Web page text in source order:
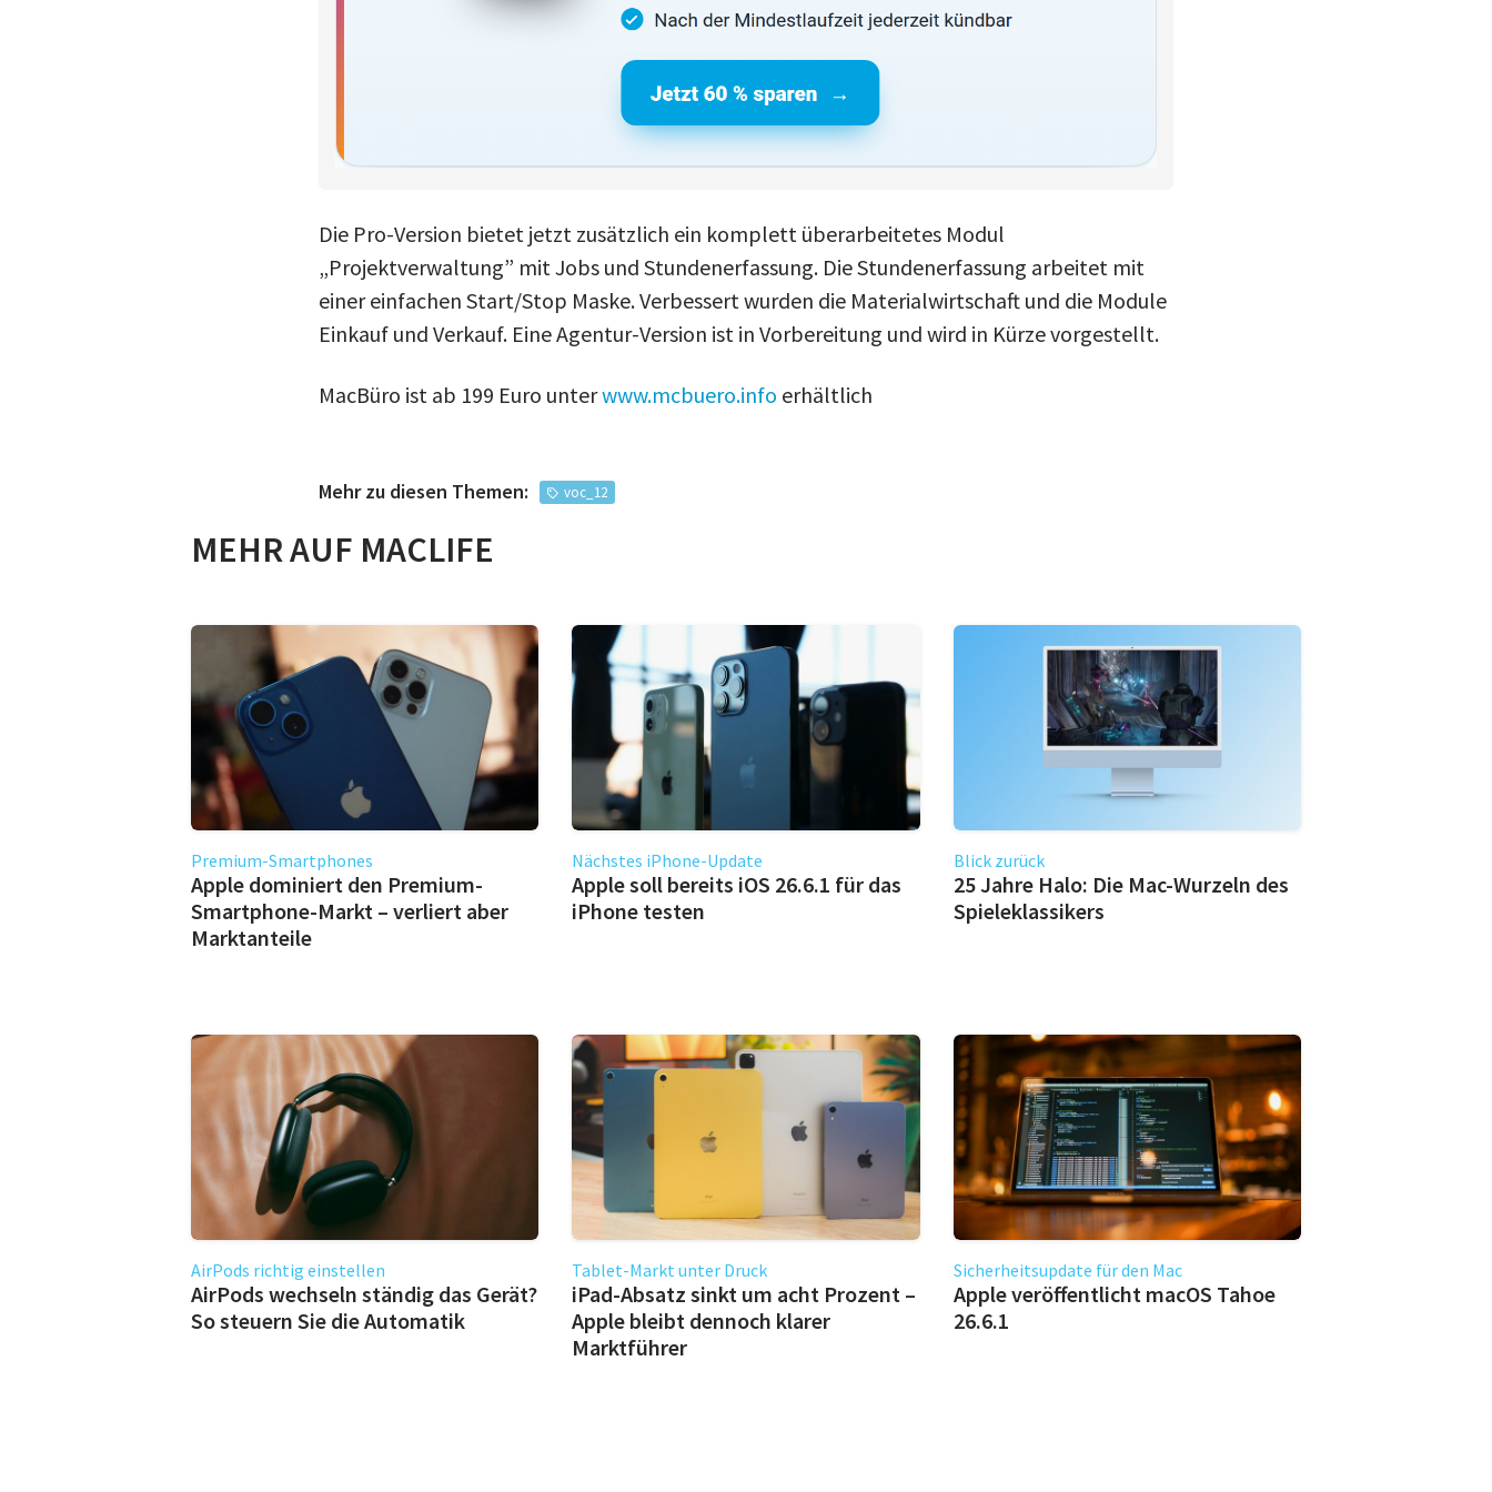
Die Pro-Version bietet jetzt zusätzlich ein komplett überarbeitetes Modul
„Projektverwaltung” mit Jobs und Stundenerfassung. Die Stundenerfassung arbeitet mit
einer einfachen Start/Stop Maske. Verbessert wurden die Materialwirtschaft und die Module
Einkauf und Verkauf. Eine Agentur-Version ist in Vorbereitung und wird in Kürze vorgestellt.
MacBüro ist ab 199 Euro unterwww.mcbuero.info erhältlich
Mehr zu diesen Themen: voc_12
MEHR AUF MACLIFE
Premium-Smartphones
Apple dominiert den Premium-
Smartphone-Markt – verliert aber
Marktanteile
Nächstes iPhone-Update
Apple soll bereits iOS 26.6.1 für das
iPhone testen
Blick zurück
25 Jahre Halo: Die Mac-Wurzeln des
Spieleklassikers
AirPods richtig einstellen
AirPods wechseln ständig das Gerät?
So steuern Sie die Automatik
Tablet-Markt unter Druck
iPad-Absatz sinkt um acht Prozent –
Apple bleibt dennoch klarer
Marktführer
Sicherheitsupdate für den Mac
Apple veröffentlicht macOS Tahoe
26.6.1